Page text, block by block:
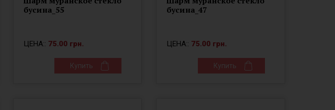
бусина_55
ЦЕНА:: 75.00 грн.
Купить
бусина_47
ЦЕНА:: 75.00 грн.
Купить